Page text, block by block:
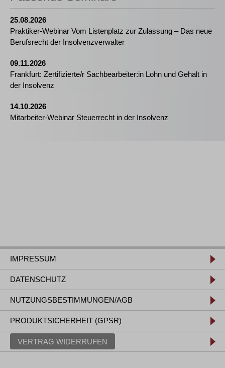
25.08.2026
Praktiker-Webinar Vom Listenplatz zur Zulassung – Das neue
Berufsrecht der Insolvenzverwalter
09.11.2026
Frankfurt: Zertifizierte/r Sachbearbeiter:in Lohn und Gehalt in
der Insolvenz
14.10.2026
Mitarbeiter-Webinar Steuerrecht in der Insolvenz
IMPRESSUM
DATENSCHUTZ
NUTZUNGSBESTIMMUNGEN/AGB
PRODUKTSICHERHEIT (GPSR)
VERTRAG WIDERRUFEN